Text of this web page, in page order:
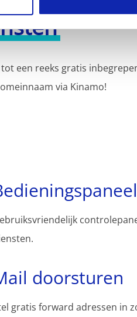
een reeks gratis
via Kinamo!
doorsturen
gratis forward adressen in